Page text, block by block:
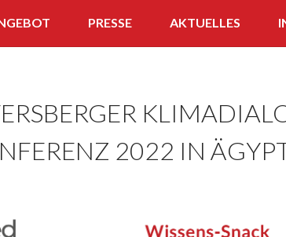
PRESSE AKTUELLES
2022 IN